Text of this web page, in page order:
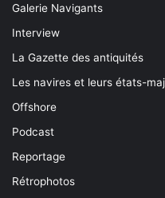
Galerie Navigants
Interview
La Gazette des antiquités
Les navires et leurs états-
Offshore
Podcast
Reportage
Rétrophotos